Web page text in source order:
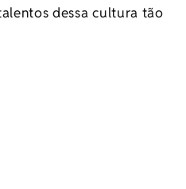
dessa cultura tão